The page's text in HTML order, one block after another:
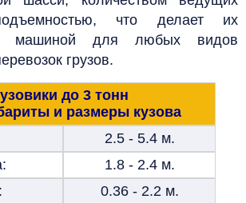
что делает их
машиной для любых видов
грузов.
до 3 тонн
и размеры кузова
2.5 - 5.4 м.
1.8 - 2.4 м.
0.36 - 2.2 м.